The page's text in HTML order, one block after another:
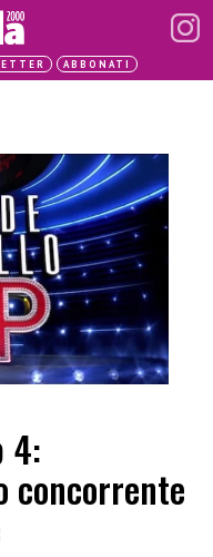
ABBONATI
4:
concorrente